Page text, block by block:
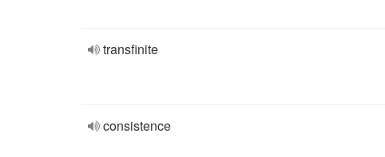
transfinite
consistence